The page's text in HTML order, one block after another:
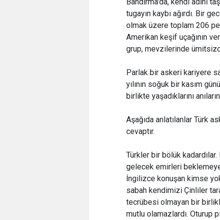
tugayın kaybı ağırdı. Bir
olmak üzere toplam 206
Amerikan keşif uçağının
grup, mevzilerinde
Parlak bir askeri kariyere
yılının soğuk bir kasım
birlikte yaşadıklarını
Aşağıda anlatılanlar Türk
cevaptır.
Türkler bir bölük
gelecek emirleri
İngilizce konuşan kimse
sabah kendimizi Çinliler
tecrübesi olmayan bir
mutlu olamazlardı. Oturup